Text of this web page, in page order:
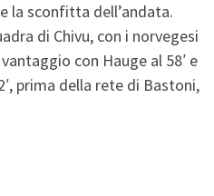
la sconfitta dell’andata.
di Chivu, con i norvegesi
con Hauge al 58′ e
prima della rete di Bastoni,